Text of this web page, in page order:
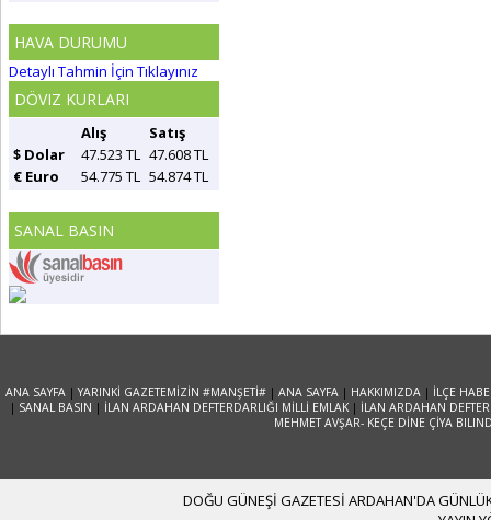
HAVA DURUMU
Detaylı Tahmin İçin Tıklayınız
DÖVIZ KURLARI
Alış
Satış
$ Dolar
47.523 TL 47.608 TL
€ Euro
54.775 TL 54.874 TL
SANAL BASIN
ANA SAYFA |YARINKİ GAZETEMİZİN #MANŞETİ# |ANA SAYFA | HAKKIMIZDA | İLÇE
| SANAL BASIN | İLAN ARDAHAN DEFTERDARLIĞI MİLLİ EMLAK | İLAN ARDAHAN
MEHMET AVŞAR- KEÇE DİNE ÇİYA
DOĞU GÜNEŞİ GAZETESİ ARDAHAN'DA